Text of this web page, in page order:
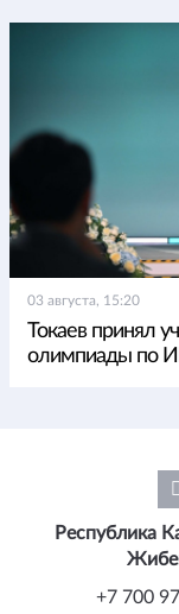
03 августа, 15:20
Токаев принял
олимпиады по
Республика
+7 700